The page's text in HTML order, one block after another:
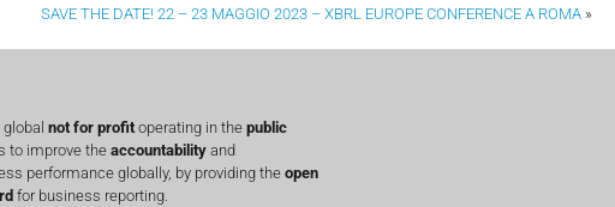
SAVE THE DATE! 22 – 23 MAGGIO 2023 – XBRL EUROPE CONFERENCE A ROMA »
not for profit operating in the public
to improve the accountability and
performance globally, by providing the open
for business reporting.